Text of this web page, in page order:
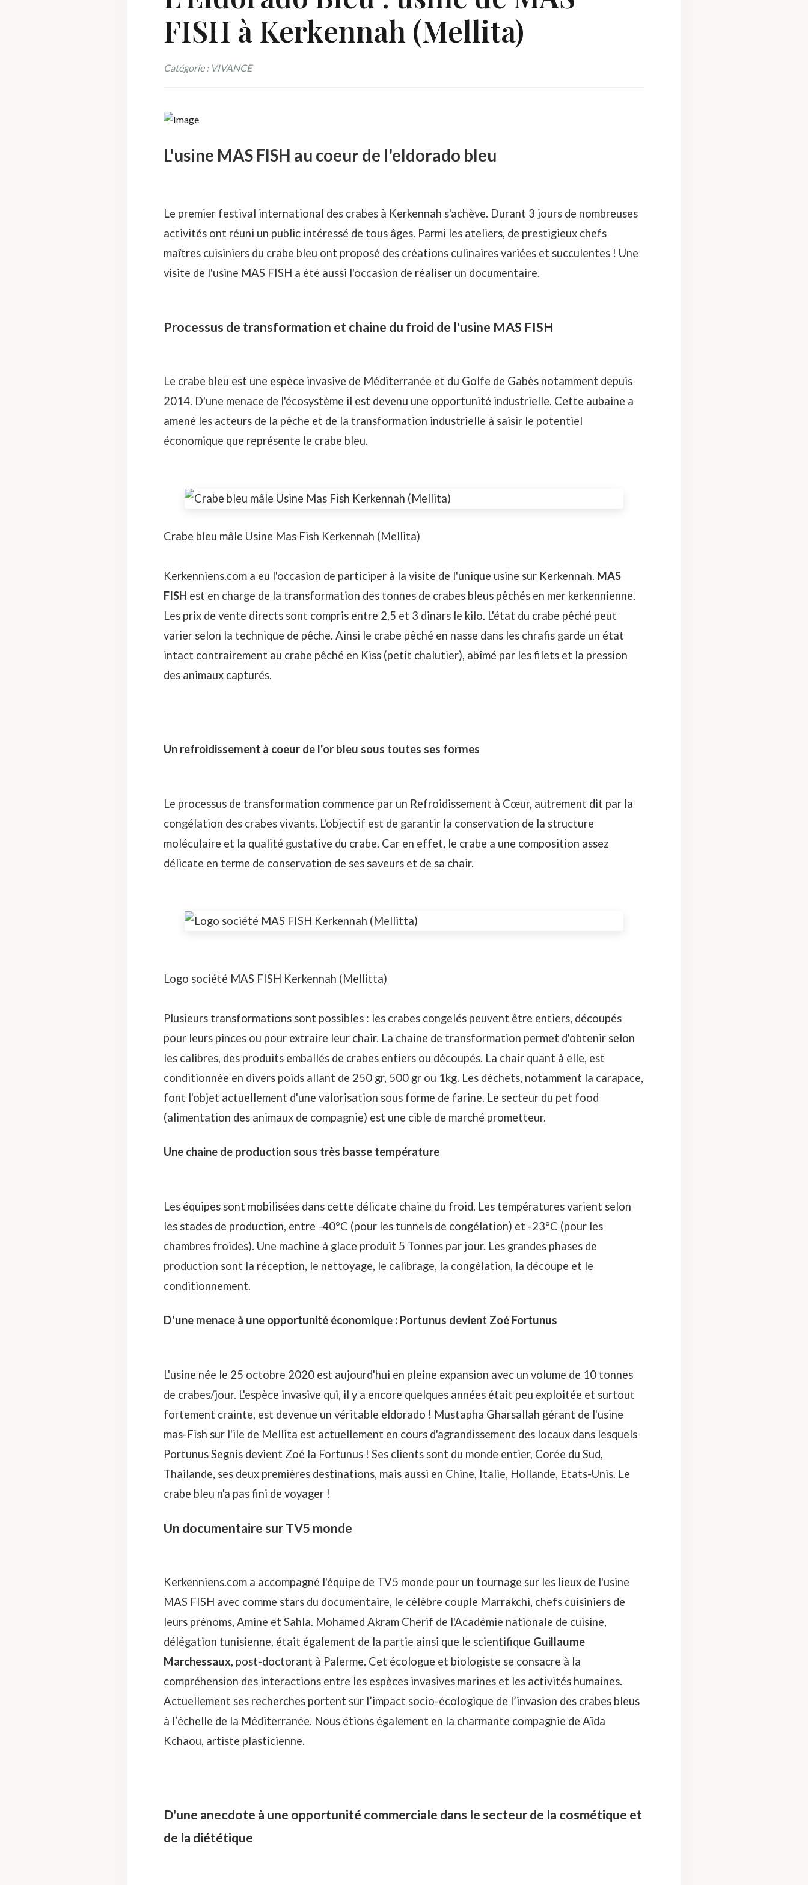
FISH à Kerkennah (Mellita)
Catégorie : VIVANCE
L'usine MAS FISH au coeur de l'eldorado bleu
Le premier festival international des crabes à Kerkennah s'achève. Durant 3 jours de nombreuses
activités ont réuni un public intéressé de tous âges. Parmi les ateliers, de prestigieux chefs
maîtres cuisiniers du crabe bleu ont proposé des créations culinaires variées et succulentes ! Une
visite de l'usine MAS FISH a été aussi l'occasion de réaliser un documentaire.
Processus de transformation et chaine du froid de l'usine MAS FISH
Le crabe bleu est une espèce invasive de Méditerranée et du Golfe de Gabès notamment depuis
2014. D'une menace de l'écosystème il est devenu une opportunité industrielle. Cette aubaine a
amené les acteurs de la pêche et de la transformation industrielle à saisir le potentiel
économique que représente le crabe bleu.
Crabe bleu mâle Usine Mas Fish Kerkennah (Mellita)
Kerkenniens.com a eu l'occasion de participer à la visite de l'unique usine sur Kerkennah. MAS
FISH est en charge de la transformation des tonnes de crabes bleus pêchés en mer kerkennienne.
Les prix de vente directs sont compris entre 2,5 et 3 dinars le kilo. L'état du crabe pêché peut
varier selon la technique de pêche. Ainsi le crabe pêché en nasse dans les chrafis garde un état
intact contrairement au crabe pêché en Kiss (petit chalutier), abîmé par les filets et la pression
des animaux capturés.
Un refroidissement à coeur de l'or bleu sous toutes ses formes
Le processus de transformation commence par un Refroidissement à Cœur, autrement dit par la
congélation des crabes vivants. L'objectif est de garantir la conservation de la structure
moléculaire et la qualité gustative du crabe. Car en effet, le crabe a une composition assez
délicate en terme de conservation de ses saveurs et de sa chair.
Logo société MAS FISH Kerkennah (Mellitta)
Plusieurs transformations sont possibles : les crabes congelés peuvent être entiers, découpés
pour leurs pinces ou pour extraire leur chair. La chaine de transformation permet d'obtenir selon
les calibres, des produits emballés de crabes entiers ou découpés. La chair quant à elle, est
conditionnée en divers poids allant de 250 gr, 500 gr ou 1kg. Les déchets, notamment la carapace,
font l'objet actuellement d'une valorisation sous forme de farine. Le secteur du pet food
(alimentation des animaux de compagnie) est une cible de marché prometteur.
Une chaine de production sous très basse température
Les équipes sont mobilisées dans cette délicate chaine du froid. Les températures varient selon
les stades de production, entre -40°C (pour les tunnels de congélation) et -23°C (pour les
chambres froides). Une machine à glace produit 5 Tonnes par jour. Les grandes phases de
production sont la réception, le nettoyage, le calibrage, la congélation, la découpe et le
conditionnement.
D'une menace à une opportunité économique : Portunus devient Zoé Fortunus
L'usine née le 25 octobre 2020 est aujourd'hui en pleine expansion avec un volume de 10 tonnes
de crabes/jour. L'espèce invasive qui, il y a encore quelques années était peu exploitée et surtout
fortement crainte, est devenue un véritable eldorado ! Mustapha Gharsallah gérant de l'usine
mas-Fish sur l'ile de Mellita est actuellement en cours d'agrandissement des locaux dans lesquels
Portunus Segnis devient Zoé la Fortunus ! Ses clients sont du monde entier, Corée du Sud,
Thailande, ses deux premières destinations, mais aussi en Chine, Italie, Hollande, Etats-Unis. Le
crabe bleu n'a pas fini de voyager !
Un documentaire sur TV5 monde
Kerkenniens.com a accompagné l'équipe de TV5 monde pour un tournage sur les lieux de l'usine
MAS FISH avec comme stars du documentaire, le célèbre couple Marrakchi, chefs cuisiniers de
leurs prénoms, Amine et Sahla. Mohamed Akram Cherif de l'Académie nationale de cuisine,
délégation tunisienne, était également de la partie ainsi que le scientifique Guillaume
Marchessaux, post-doctorant à Palerme. Cet écologue et biologiste se consacre à la
compréhension des interactions entre les espèces invasives marines et les activités humaines.
Actuellement ses recherches portent sur l’impact socio-écologique de l’invasion des crabes bleus
à l’échelle de la Méditerranée. Nous étions également en la charmante compagnie de Aïda
Kchaou, artiste plasticienne.
D'une anecdote à une opportunité commerciale dans le secteur de la cosmétique et
de la diététique